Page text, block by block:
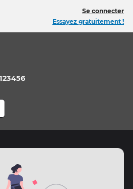
Se connecter
Essayez gratuitement !